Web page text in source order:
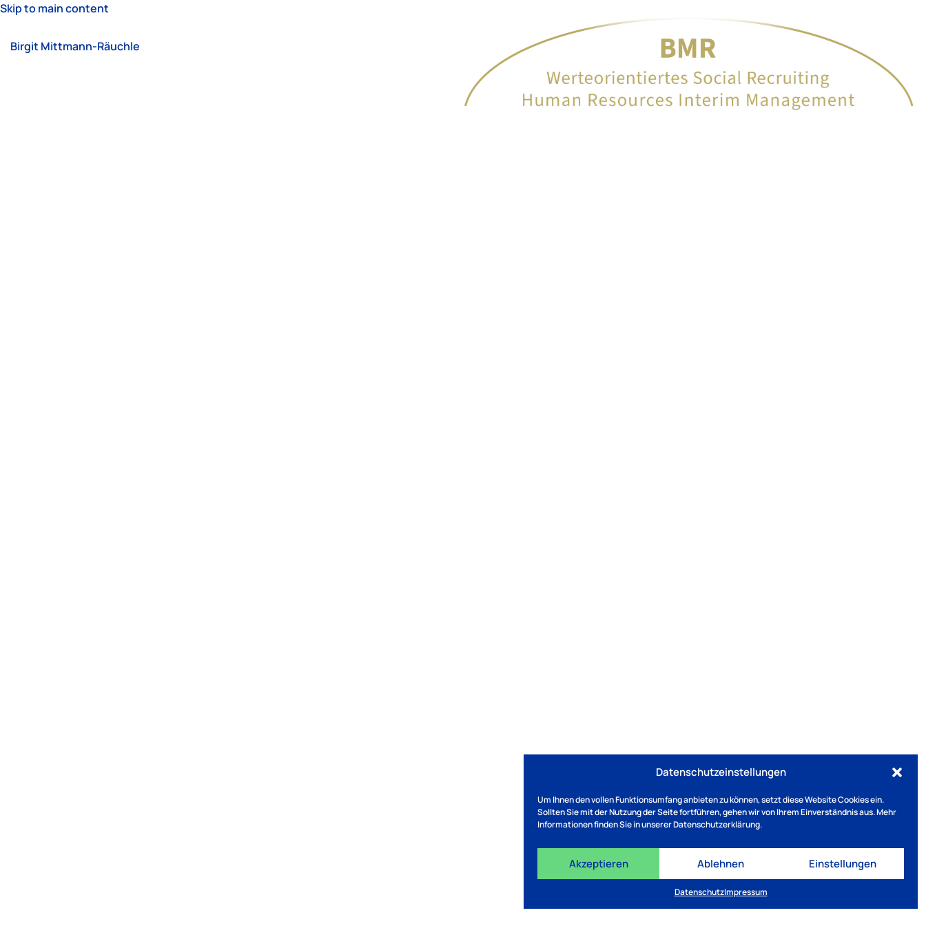
Datenschutzeinstellungen
Um Ihnen den vollen Funktionsumfang anbieten zu können, setzt diese Website Cookies ein.
Sollten Sie mit der Nutzung der Seite fortführen, gehen wir von Ihrem Einverständnis aus. Mehr
Informationen finden Sie in unserer Datenschutzerklärung.
Akzeptieren Ablehnen Einstellungen
DatenschutzImpressum
Skip to main content
Birgit Mittmann-Räuchle